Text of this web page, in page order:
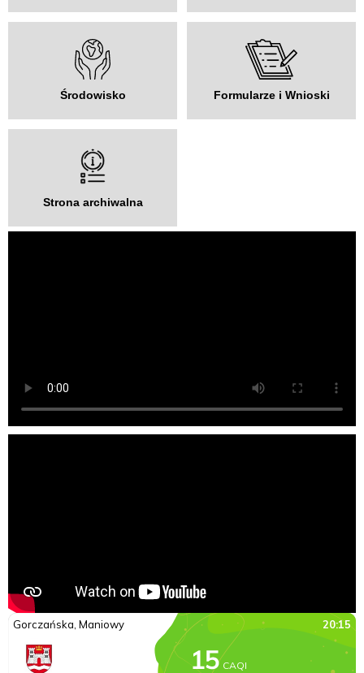
Środowisko Formularze i Wnioski
Strona archiwalna